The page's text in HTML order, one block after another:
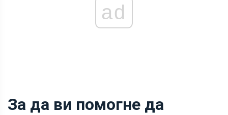
ad
За да ви помогне да